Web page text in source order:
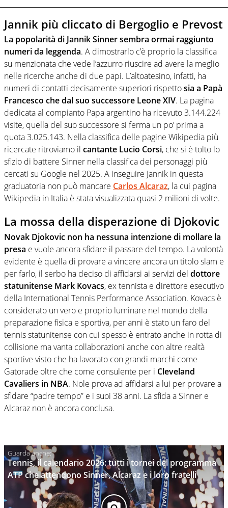
Jannik più cliccato di Bergoglio e Prevost
La popolarità di Jannik Sinner sembra ormai raggiunto
numeri da leggenda. A dimostrarlo c’è proprio la classifica
su menzionata che vede l’azzurro riuscire ad avere la meglio
nelle ricerche anche di due papi. L’altoatesino, infatti, ha
numeri di contatti decisamente superiori rispettosia a Papà
Francesco che dal suo successore Leone XIV. La pagina
dedicata al compianto Papa argentino ha ricevuto 3.144.224
visite, quella del suo successore si ferma un po’ prima a
quota 3.025.143. Nella classifica delle pagine Wikipedia più
ricercate ritroviamo il cantante Lucio Corsi, che si è tolto lo
sfizio di battere Sinner nella classifica dei personaggi più
cercati su Google nel 2025. A inseguire Jannik in questa
graduatoria non può mancare Carlos Alcaraz, la cui pagina
Wikipedia in Italia è stata visualizzata quasi 2 milioni di volte.
La mossa della disperazione di Djokovic
Novak Djokovic non ha nessuna intenzione di mollare la
presa e vuole ancora sfidare il passare del tempo. La volontà
evidente è quella di provare a vincere ancora un titolo slam e
per farlo, il serbo ha deciso di affidarsi ai servizi del dottore
statunitense Mark Kovacs, ex tennista e direttore esecutivo
della International Tennis Performance Association. Kovacs è
considerato un vero e proprio luminare nel mondo della
preparazione fisica e sportiva, per anni è stato un faro del
tennis statunitense con cui spesso è entrato anche in rotta di
collisione ma vanta collaborazioni anche con altre realtà
sportive visto che ha lavorato con grandi marchi come
Gatorade oltre che come consulente per i Cleveland
Cavaliers in NBA. Nole prova ad affidarsi a lui per provare a
sfidare “padre tempo” e i suoi 38 anni. La sfida a Sinner e
Alcaraz non è ancora conclusa.
Tennis, il calendario 2026: tutti i tornei del programma
ATP che attendono Sinner, Alcaraz e i loro fratelli